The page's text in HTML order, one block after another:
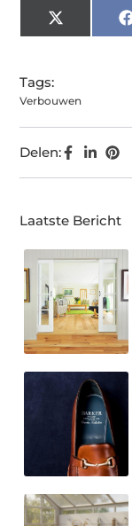
X
(Twitter)
Tags:
Verbouwen
Delen:
Laatste Bericht